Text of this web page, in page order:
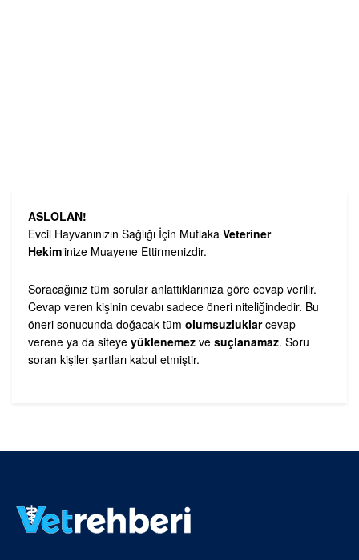
ASLOLAN!
Evcil Hayvanınızın Sağlığı İçin Mutlaka Veteriner
Hekim‘inize Muayene Ettirmenizdir.
Soracağınız tüm sorular anlattıklarınıza göre cevap verilir.
Cevap veren kişinin cevabı sadece öneri niteliğindedir. Bu
öneri sonucunda doğacak tüm olumsuzluklarcevap
verene ya da siteye yüklenemez ve suçlanamaz. Soru
soran kişiler şartları kabul etmiştir.